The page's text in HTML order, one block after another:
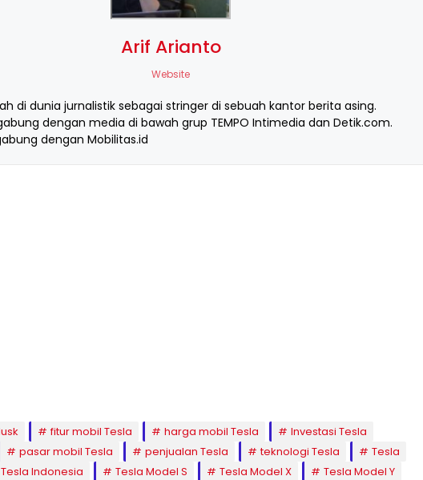
Arif Arianto
Website
di dunia jurnalistik sebagai stringer di sebuah kantor berita asing.
dengan media di bawah grup TEMPO Intimedia dan Detik.com.
dengan Mobilitas.id
fitur mobil Tesla harga mobil Tesla
Investasi Tesla
pasar mobil Tesla penjualan Tesla teknologi Tesla
Tesla
Tesla Indonesia Tesla Model S Tesla Model X Tesla Model Y